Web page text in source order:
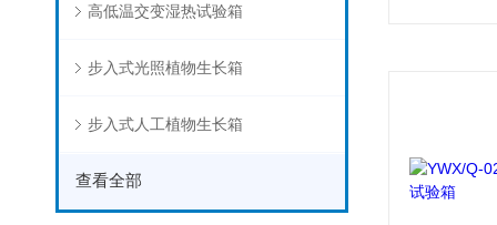
高低温交变湿热试验箱
步入式光照植物生长箱
步入式人工植物生长箱
查看全部